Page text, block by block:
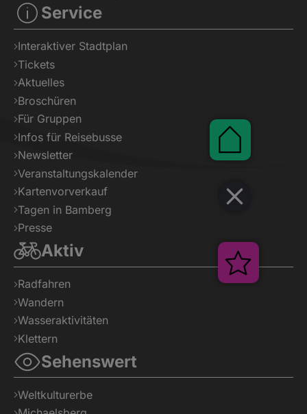
Service
Interaktiver Stadtplan
Tickets
Aktuelles
Broschüren
Für Gruppen
Infos für Reisebusse
Newsletter
Veranstaltungskalender
Kartenvorverkauf
Tagen in Bamberg
Presse
Aktiv
Radfahren
Wandern
Wasseraktivitäten
Klettern
Sehenswert
Weltkulturerbe